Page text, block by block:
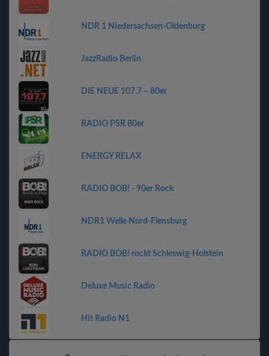
NDR 1 Niedersachsen-Oldenburg
JazzRadio Berlin
DIE NEUE 107.7 – 80er
RADIO PSR 80er
ENERGY RELAX
RADIO BOB! - 90er Rock
NDR1 Welle Nord-Flensburg
RADIO BOB! rockt Schleswig-Holstein
Deluxe Music Radio
Hit Radio N1